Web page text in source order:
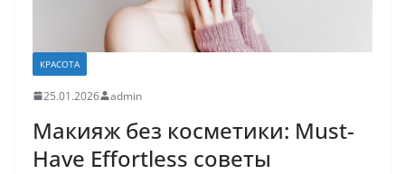
КРАСОТА
25.01.2026 admin
Макияж без косметики: Must-
Have Effortless советы